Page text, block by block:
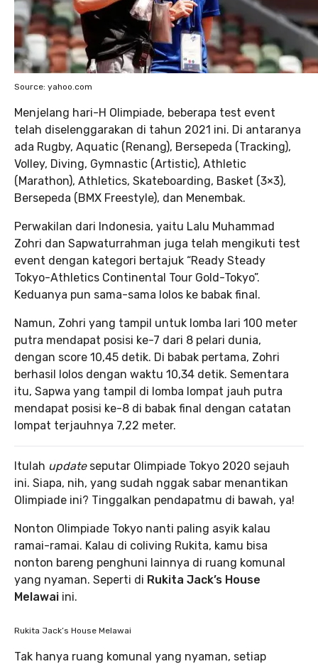
Source: yahoo.com
Menjelang hari-H Olimpiade, beberapa test event
telah diselenggarakan di tahun 2021 ini. Di antaranya
ada Rugby, Aquatic (Renang), Bersepeda (Tracking),
Volley, Diving, Gymnastic (Artistic), Athletic
(Marathon), Athletics, Skateboarding, Basket (3×3),
Bersepeda (BMX Freestyle), dan Menembak.
Perwakilan dari Indonesia, yaitu Lalu Muhammad
Zohri dan Sapwaturrahman juga telah mengikuti test
event dengan kategori bertajuk “Ready Steady
Tokyo-Athletics Continental Tour Gold-Tokyo”.
Keduanya pun sama-sama lolos ke babak final.
Namun, Zohri yang tampil untuk lomba lari 100 meter
putra mendapat posisi ke-7 dari 8 pelari dunia,
dengan score 10,45 detik. Di babak pertama, Zohri
berhasil lolos dengan waktu 10,34 detik. Sementara
itu, Sapwa yang tampil di lomba lompat jauh putra
mendapat posisi ke-8 di babak final dengan catatan
lompat terjauhnya 7,22 meter.
Itulah update seputar Olimpiade Tokyo 2020 sejauh
ini. Siapa, nih, yang sudah nggak sabar menantikan
Olimpiade ini? Tinggalkan pendapatmu di bawah, ya!
Nonton Olimpiade Tokyo nanti paling asyik kalau
ramai-ramai. Kalau di coliving Rukita, kamu bisa
nonton bareng penghuni lainnya di ruang komunal
yang nyaman. Seperti di Rukita Jack’s House
Melawai ini.
Rukita Jack’s House Melawai
Tak hanya ruang komunal yang nyaman, setiap